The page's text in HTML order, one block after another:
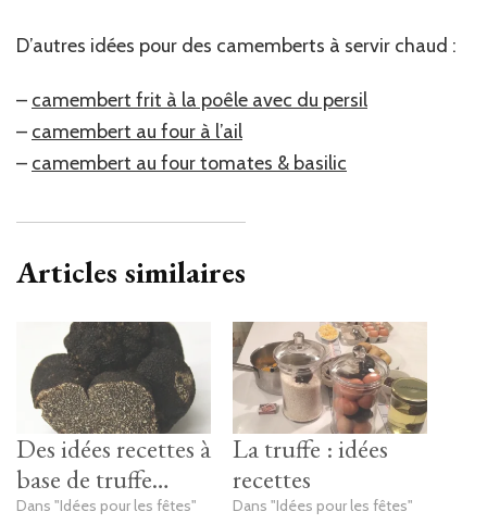
D’autres idées pour des camemberts à servir chaud :
– camembert frit à la poêle avec du persil
– camembert au four à l’ail
– camembert au four tomates & basilic
Articles similaires
Des idées recettes à
base de truffe…
Dans "Idées pour les fêtes"
La truffe : idées
recettes
Dans "Idées pour les fêtes"